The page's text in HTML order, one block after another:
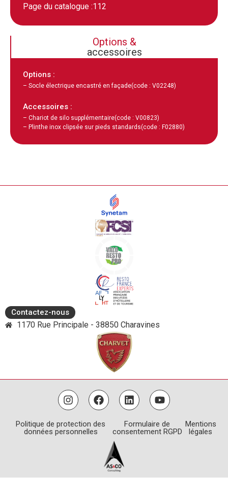
Page du catalogue :112
Options &
accessoires
Options :
– Socle électrique encastré en façade(code : V02248)
Accessoires :
– Chariot de silo supplémentaire(code : V00823)
– Plinthe inox clipsée sur pieds standards(code : F02880)
Contactez-nous
1170 Rue Principale - 38850 Charavines
Politique de protection des
données personnelles
Formulaire de
consentement RGPD
Mentions
légales